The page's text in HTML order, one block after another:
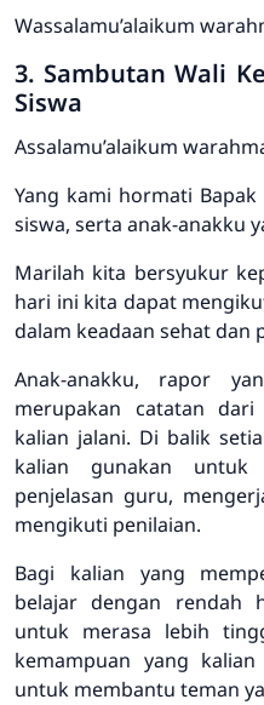
Wassalamu’alaikum
3. Sambutan Wali
Siswa
Assalamu’alaikum
Yang kami hormati
siswa, serta anak-anakku
Marilah kita bersyukur
hari ini kita dapat
dalam keadaan sehat dan
Anak-anakku, rapor
merupakan catatan
kalian jalani. Di balik
kalian gunakan untuk
penjelasan guru,
mengikuti penilaian.
Bagi kalian yang
belajar dengan rendah
untuk merasa lebih
kemampuan yang
untuk membantu teman